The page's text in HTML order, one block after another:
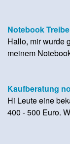
Notebook
Hallo, mir wurde
meinem
Kaufberatung
Hi Leute eine
400 - 500 Euro.